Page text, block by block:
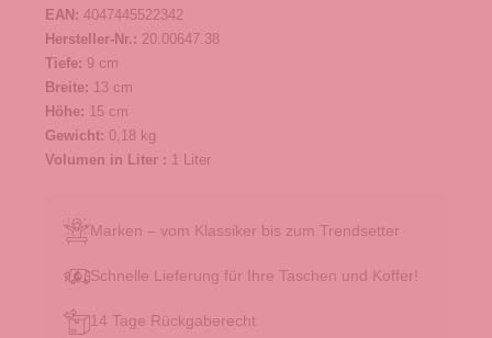
EAN: 4047445522342
Hersteller-Nr.: 20.00647.38
Tiefe: 9 cm
Breite: 13 cm
Höhe: 15 cm
Gewicht: 0,18 kg
Volumen in Liter : 1 Liter
Marken – vom Klassiker bis zum Trendsetter
Schnelle Lieferung für Ihre Taschen und Koffer!
14 Tage Rückgaberecht